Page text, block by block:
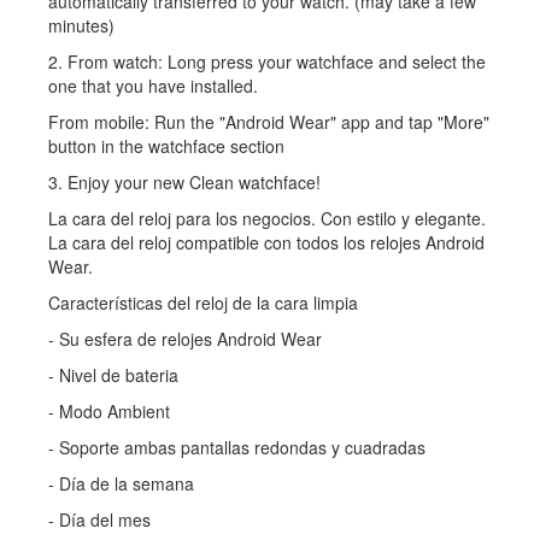
minutes)
2. From watch: Long press your watchface and select the
one that you have installed.
From mobile: Run the "Android Wear" app and tap "More"
button in the watchface section
3. Enjoy your new Clean watchface!
La cara del reloj para los negocios. Con estilo y elegante.
La cara del reloj compatible con todos los relojes Android
Wear.
Características del reloj de la cara limpia
- Su esfera de relojes Android Wear
- Nivel de bateria
- Modo Ambient
- Soporte ambas pantallas redondas y cuadradas
- Día de la semana
- Día del mes